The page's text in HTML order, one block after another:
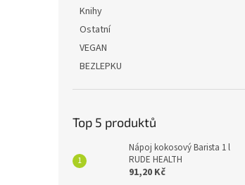
Knihy
Ostatní
VEGAN
BEZLEPKU
Top 5 produktů
Nápoj kokosový Barista 1 l
RUDE HEALTH
91,20 Kč